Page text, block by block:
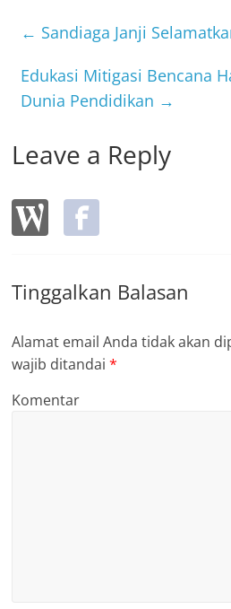
b
o
o
← Sandiaga Janji
Edukasi Mitigasi Bencana
Dunia Pendidikan →
Leave a Reply
Tinggalkan Balasan
Alamat email Anda tidak akan
wajib ditandai*
Komentar